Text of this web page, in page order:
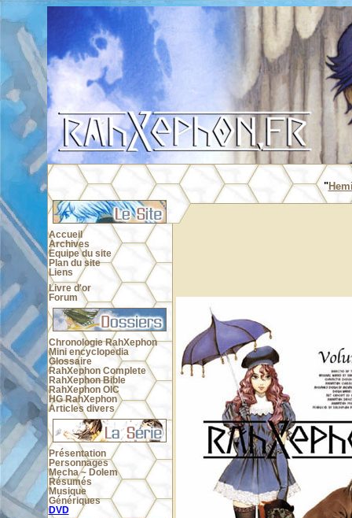
"
Accueil
Archives
Equipe du site
Plan du site
Liens
Livre d'or
Forum
Chronologie RahXephon
Mini encyclopedia
Glossaire
RahXephon Complete
RahXephon Bible
RahXephon OIC
HG RahXephon
Articles divers
Présentation
Personnages
Mecha ~ Dolem
Résumés
Musique
Génériques
DVD